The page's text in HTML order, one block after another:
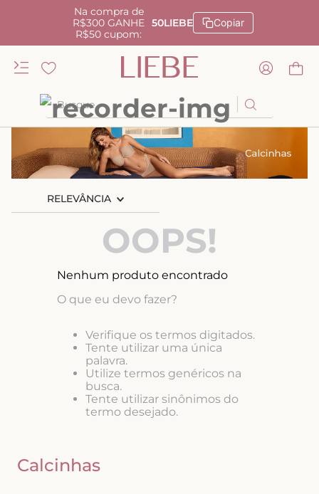
Na compra de
R$300 GANHE
R$50 cupom:
50LIEBE Copiar
Busque
RELEVÂNCIA
OOPS!
Nenhum produto encontrado
O que eu devo fazer?
Verifique os termos digitados.
Tente utilizar uma única
palavra.
Utilize termos genéricos na
busca.
Tente utilizar sinônimos do
termo desejado.
Calcinhas
TERMOS MAIS BUSCADOS
kiss me
sutiã